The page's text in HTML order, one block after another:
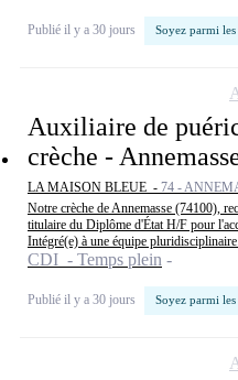
Publié il y a 30 jours Soyez parmi
Auxiliaire de
crèche -
LA MAISON BLEUE - 74 -
Notre crèche de Annemasse (74100),
titulaire du Diplôme d'État H/F pour
Intégré(e) à une équipe pluridisciplinaire...
CDI - Temps plein
Publié il y a 30 jours Soyez parmi